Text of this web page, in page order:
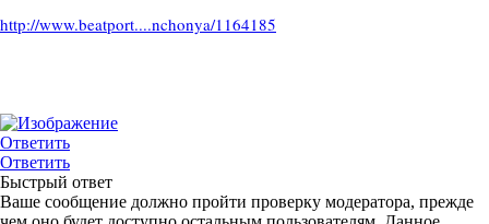
http://www.beatport....nchonya/1164185
Ответить
Ответить
Быстрый ответ
Ваше сообщение должно пройти проверку модератора, прежде